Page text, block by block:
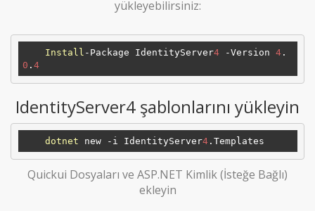
yükleyebilirsiniz:
Install -Package IdentityServer4 -Version 4 .
0 . 4
IdentityServer4 şablonlarını yükleyin
dotnet new -i IdentityServer4
Quickui Dosyaları ve ASP.NET Kimlik (İsteğe Bağlı)
ekleyin